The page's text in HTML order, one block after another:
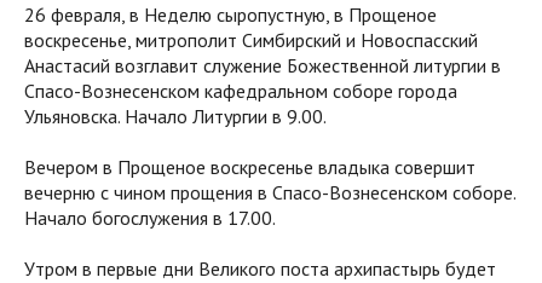
26 февраля, в Неделю сыропустную, в Прощеное
воскресенье, митрополит Симбирский и Новоспасский
Анастасий возглавит служение Божественной литургии в
Спасо-Вознесенском кафедральном соборе города
Ульяновска. Начало Литургии в 9.00.
Вечером в Прощеное воскресенье владыка совершит
вечерню с чином прощения в Спасо-Вознесенском соборе.
Начало богослужения в 17.00.
Утром в первые дни Великого поста архипастырь будет